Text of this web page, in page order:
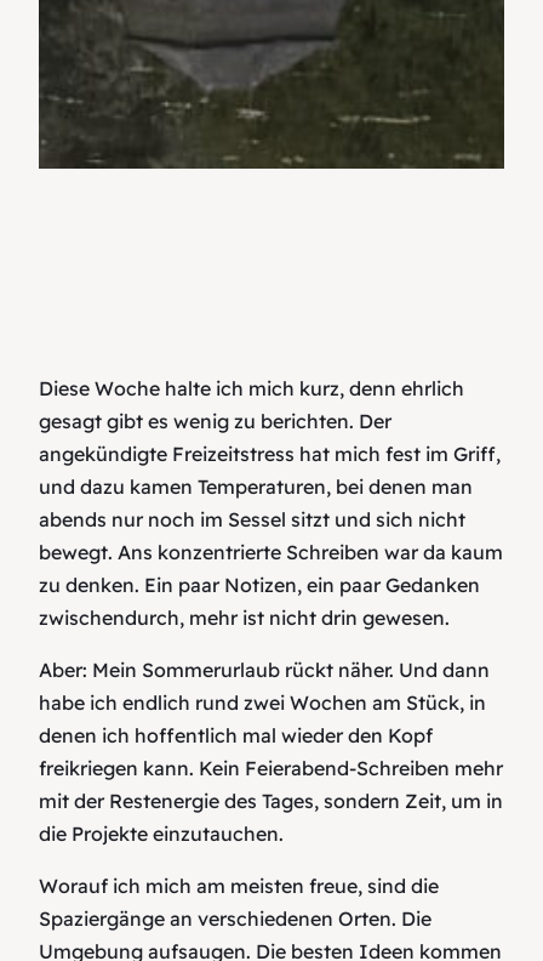
Diese Woche halte ich mich kurz, denn ehrlich
gesagt gibt es wenig zu berichten. Der
angekündigte Freizeitstress hat mich fest im Griff,
und dazu kamen Temperaturen, bei denen man
abends nur noch im Sessel sitzt und sich nicht
bewegt. Ans konzentrierte Schreiben war da kaum
zu denken. Ein paar Notizen, ein paar Gedanken
zwischendurch, mehr ist nicht drin gewesen.
Aber: Mein Sommerurlaub rückt näher. Und dann
habe ich endlich rund zwei Wochen am Stück, in
denen ich hoffentlich mal wieder den Kopf
freikriegen kann. Kein Feierabend-Schreiben mehr
mit der Restenergie des Tages, sondern Zeit, um in
die Projekte einzutauchen.
Worauf ich mich am meisten freue, sind die
Spaziergänge an verschiedenen Orten. Die
Umgebung aufsaugen. Die besten Ideen kommen